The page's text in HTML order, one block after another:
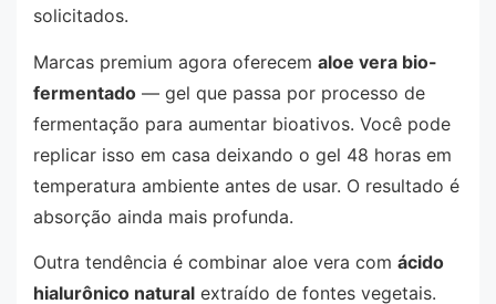
solicitados.
Marcas premium agora oferecem aloe vera bio-
fermentado — gel que passa por processo de
fermentação para aumentar bioativos. Você pode
replicar isso em casa deixando o gel 48 horas em
temperatura ambiente antes de usar. O resultado é
absorção ainda mais profunda.
Outra tendência é combinar aloe vera com ácido
hialurônico natural extraído de fontes vegetais.